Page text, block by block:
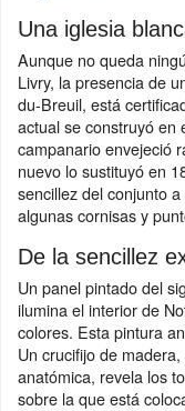
Una iglesia
Aunque no queda
Livry, la presencia de
du-Breuil, está
actual se construyó en
campanario envejeció
nuevo lo sustituyó en
sencillez del conjunto
algunas cornisas y
De la sencillez
Un panel pintado del
ilumina el interior de
colores. Esta pintura
Un crucifijo de
anatómica, revela los
sobre la que está